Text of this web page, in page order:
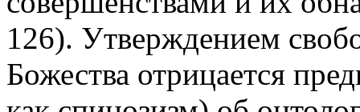
126). Утверждением
Божества отрицается